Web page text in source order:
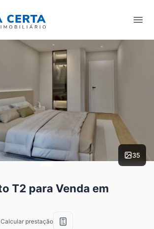
35
T2 para Venda em
Calcular prestação